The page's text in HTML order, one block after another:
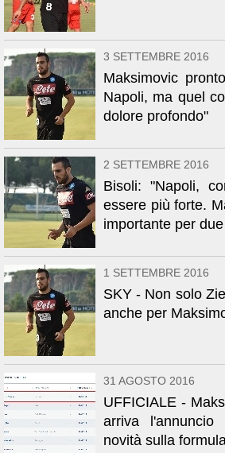
3 SETTEMBRE 2016
Maksimovic
Napoli, ma quel
dolore profondo"
2 SETTEMBRE 2016
Bisoli: "Napoli,
essere più forte.
importante per
1 SETTEMBRE 2016
SKY - Non solo
anche per
31 AGOSTO 2016
UFFICIALE -
arriva l'annuncio
novità sulla